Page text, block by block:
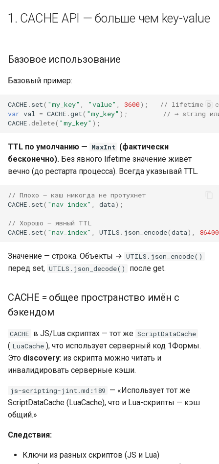
1. CACHE API — больше чем key-value
Базовое использование
Базовый пример:
CACHE . set( "my_key" "value" 3600);
// lifetime в
var val = CACHE .get( "my_key" );
// → string
CACHE . delete( "my_key" );
TTL по умолчанию — MaxInt (фактически
бесконечно). Без явного lifetime значение живёт
вечно (до рестарта процесса). Всегда указывай TTL.
// Плохо — кэш никогда не протухнет
CACHE . set( "nav_index" data);
// Хорошо — явный TTL
CACHE . set( "nav_index" UTILS . json_encode(data), 86400
Значение — строка. Объекты → UTILS.json_encode()
перед set, UTILS.json_decode() после get.
CACHE = общее пространство имён с
бэкендом
CACHE в JS/Lua скриптах — тот же ScriptDataCache
( LuaCache ), что использует серверный код 1Формы.
Это discovery: из скрипта можно читать и
инвалидировать серверные кэши.
js-scripting-jint.md:189 — «Использует тот же
ScriptDataCache (LuaCache), что и Lua-скрипты — кэш
общий.»
Следствия:
Ключи из разных скриптов (JS и Lua)